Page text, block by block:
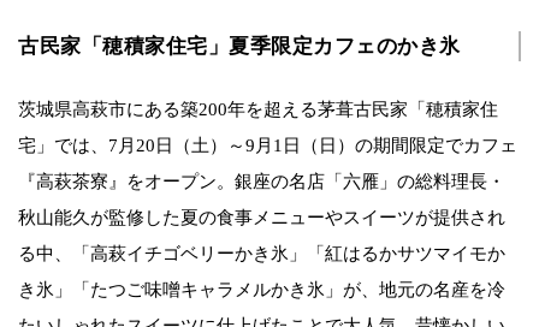
古民家「穂積家住宅」夏季限定カフェのかき氷
茨城県高萩市にある築200年を超える茅葺古民家「穂積家住
宅」では、7月20日（土）～9月1日（日）の期間限定でカフェ
『高萩茶寮』をオープン。銀座の名店「六雁」の総料理長・
秋山能久が監修した夏の食事メニューやスイーツが提供され
る中、「高萩イチゴベリーかき氷」「紅はるかサツマイモか
き氷」「たつご味噌キャラメルかき氷」が、地元の名産を冷